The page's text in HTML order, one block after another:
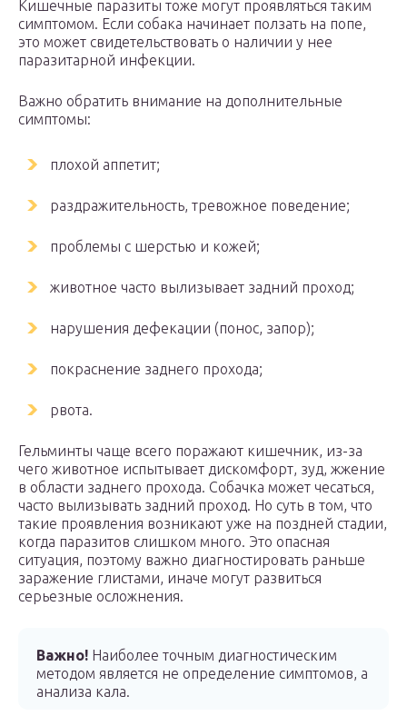
Кишечные паразиты тоже могут проявляться таким
симптомом. Если собака начинает ползать на попе,
это может свидетельствовать о наличии у нее
паразитарной инфекции.
Важно обратить внимание на дополнительные
симптомы:
плохой аппетит;
раздражительность, тревожное поведение;
проблемы с шерстью и кожей;
животное часто вылизывает задний проход;
нарушения дефекации (понос, запор);
покраснение заднего прохода;
рвота.
Гельминты чаще всего поражают кишечник, из-за
чего животное испытывает дискомфорт, зуд, жжение
в области заднего прохода. Собачка может чесаться,
часто вылизывать задний проход. Но суть в том, что
такие проявления возникают уже на поздней стадии,
когда паразитов слишком много. Это опасная
ситуация, поэтому важно диагностировать раньше
заражение глистами, иначе могут развиться
серьезные осложнения.
Важно! Наиболее точным диагностическим
методом является не определение симптомов, а
анализа кала.